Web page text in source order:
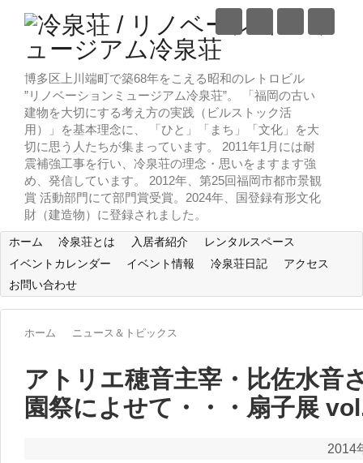
博多区上川端町で築68年をこえる昭和のレトロビル
”リノベーションミュージアム冷泉荘”。 「福岡の古い
建物を大切にする考え方の実践（ビルストック活
用）」を基本理念に、 「ひと」「まち」「文化」を大
切に思う人たちが集まっています。 2011年1月には耐
震補強工事を行い、冷泉荘の理念・思いをますます強
め、発信しています。 2012年、第25回福岡市都市景観
賞 活動部門にて部門賞受賞。2024年、国登録有形文化
財（建造物）に登録されました。
ホーム 冷泉荘とは 入居者紹介
レンタルスペース
イベントカレンダー
イベント情報 冷泉荘日記
アクセス
お問い合わせ
ホーム ニュース＆トピックス
アトリエ穂音主宰・比佐水音
園祭によせて・・・扇子展
2014